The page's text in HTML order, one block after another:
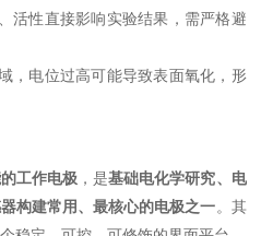
活性直接影响实验结果，需严格避
，电位过高可能导致表面氧化，形
工作电极 ，是基础电化学研究、电
构建常用、最核心的电极之一。其